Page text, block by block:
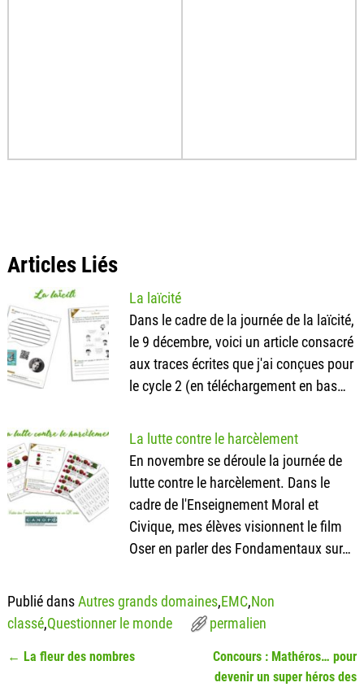
Articles Liés
La laïcité
Dans le cadre de la journée de la laïcité,
le 9 décembre, voici un article consacré
aux traces écrites que j'ai conçues pour
le cycle 2 (en téléchargement en bas…
La lutte contre le harcèlement
En novembre se déroule la journée de
lutte contre le harcèlement. Dans le
cadre de l'Enseignement Moral et
Civique, mes élèves visionnent le film
Oser en parler des Fondamentaux sur…
Publié dansAutres grands domaines,EMC,Non
classé,Questionner le monde permalien
← La fleur des nombres
Concours : Mathéros… pour
devenir un super héros des